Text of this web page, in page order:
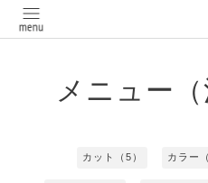
メニュー（
カット（5） カラー